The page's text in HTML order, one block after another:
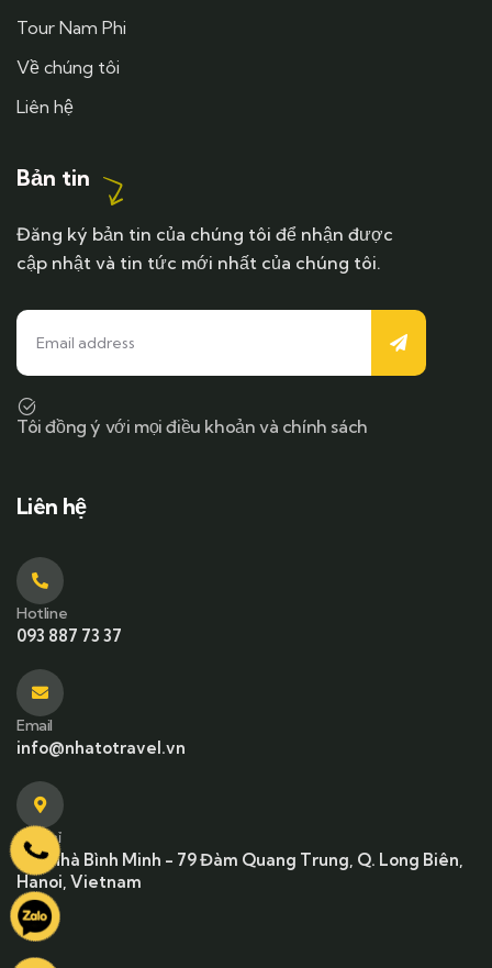
Tour Nam Phi
Về chúng tôi
Liên hệ
Bản tin
Đăng ký bản tin của chúng tôi để nhận được
cập nhật và tin tức mới nhất của chúng tôi.
Tôi đồng ý với mọi điều khoản và chính sách
Liên hệ
Hotline
093 887 73 37
Email
info@nhatotravel.vn
Địa chỉ
Tòa nhà Bình Minh - 79 Đàm Quang Trung, Q. Long Biên,
Hanoi, Vietnam